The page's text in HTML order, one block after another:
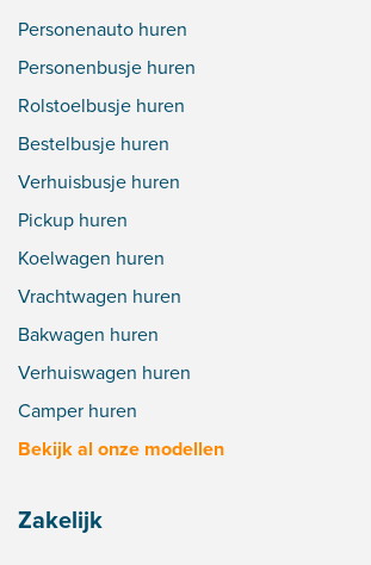
Personenauto huren
Personenbusje huren
Rolstoelbusje huren
Bestelbusje huren
Verhuisbusje huren
Pickup huren
Koelwagen huren
Vrachtwagen huren
Bakwagen huren
Verhuiswagen huren
Camper huren
Bekijk al onze modellen
Zakelijk